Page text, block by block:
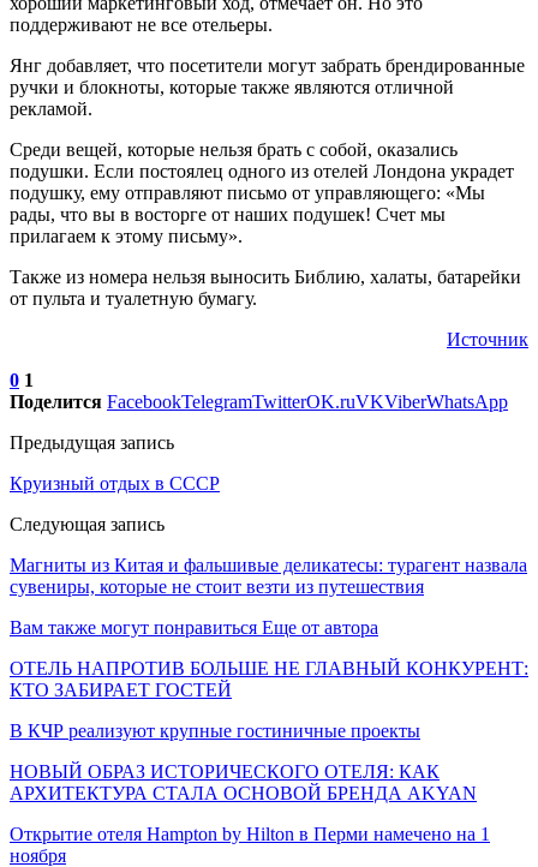
поддерживают не все отельеры.
Янг добавляет, что посетители могут забрать брендированные
ручки и блокноты, которые также являются отличной
рекламой.
Среди вещей, которые нельзя брать с собой, оказались
подушки. Если постоялец одного из отелей Лондона украдет
подушку, ему отправляют письмо от управляющего: «Мы
рады, что вы в восторге от наших подушек! Счет мы
прилагаем к этому письму».
Также из номера нельзя выносить Библию, халаты, батарейки
от пульта и туалетную бумагу.
Источник
0 1
Поделится FacebookTelegramTwitterOK.ruVKViberWhatsApp
Предыдущая запись
Круизный отдых в СССР
Следующая запись
Магниты из Китая и фальшивые деликатесы: турагент назвала
сувениры, которые не стоит везти из путешествия
Вам также могут понравиться Еще от автора
ОТЕЛЬ НАПРОТИВ БОЛЬШЕ НЕ ГЛАВНЫЙ КОНКУРЕНТ:
КТО ЗАБИРАЕТ ГОСТЕЙ
В КЧР реализуют крупные гостиничные проекты
НОВЫЙ ОБРАЗ ИСТОРИЧЕСКОГО ОТЕЛЯ: КАК
АРХИТЕКТУРА СТАЛА ОСНОВОЙ БРЕНДА AKYAN
Открытие отеля Hampton by Hilton в Перми намечено на 1
ноября